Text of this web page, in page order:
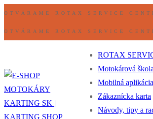
Preskočiť
Ponuka
Zavrieť
OTVÁRAME ROTAX SERVICE
OTVÁRAME ROTAX SERVICE
ROTAX
Motokárová
Mobilná aplikácia
Zákaznícka karta
Návody, tipy a